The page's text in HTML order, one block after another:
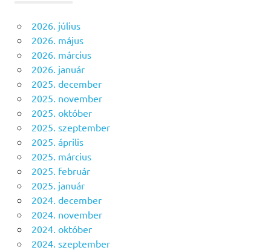
2026. július
2026. május
2026. március
2026. január
2025. december
2025. november
2025. október
2025. szeptember
2025. április
2025. március
2025. február
2025. január
2024. december
2024. november
2024. október
2024. szeptember